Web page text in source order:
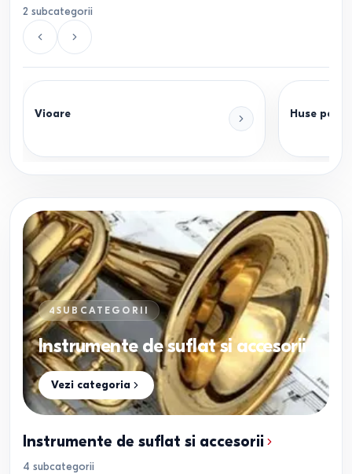
2 subcategorii
Vioare Huse
4SUBCATEGORII
Instrumente de suflat si accesorii
Vezi categoria
Instrumente de suflat si accesorii
4 subcategorii